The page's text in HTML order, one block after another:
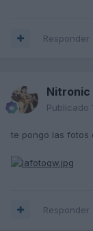
Responder
Nitronic
Publicado
te pongo las fotos
Responder